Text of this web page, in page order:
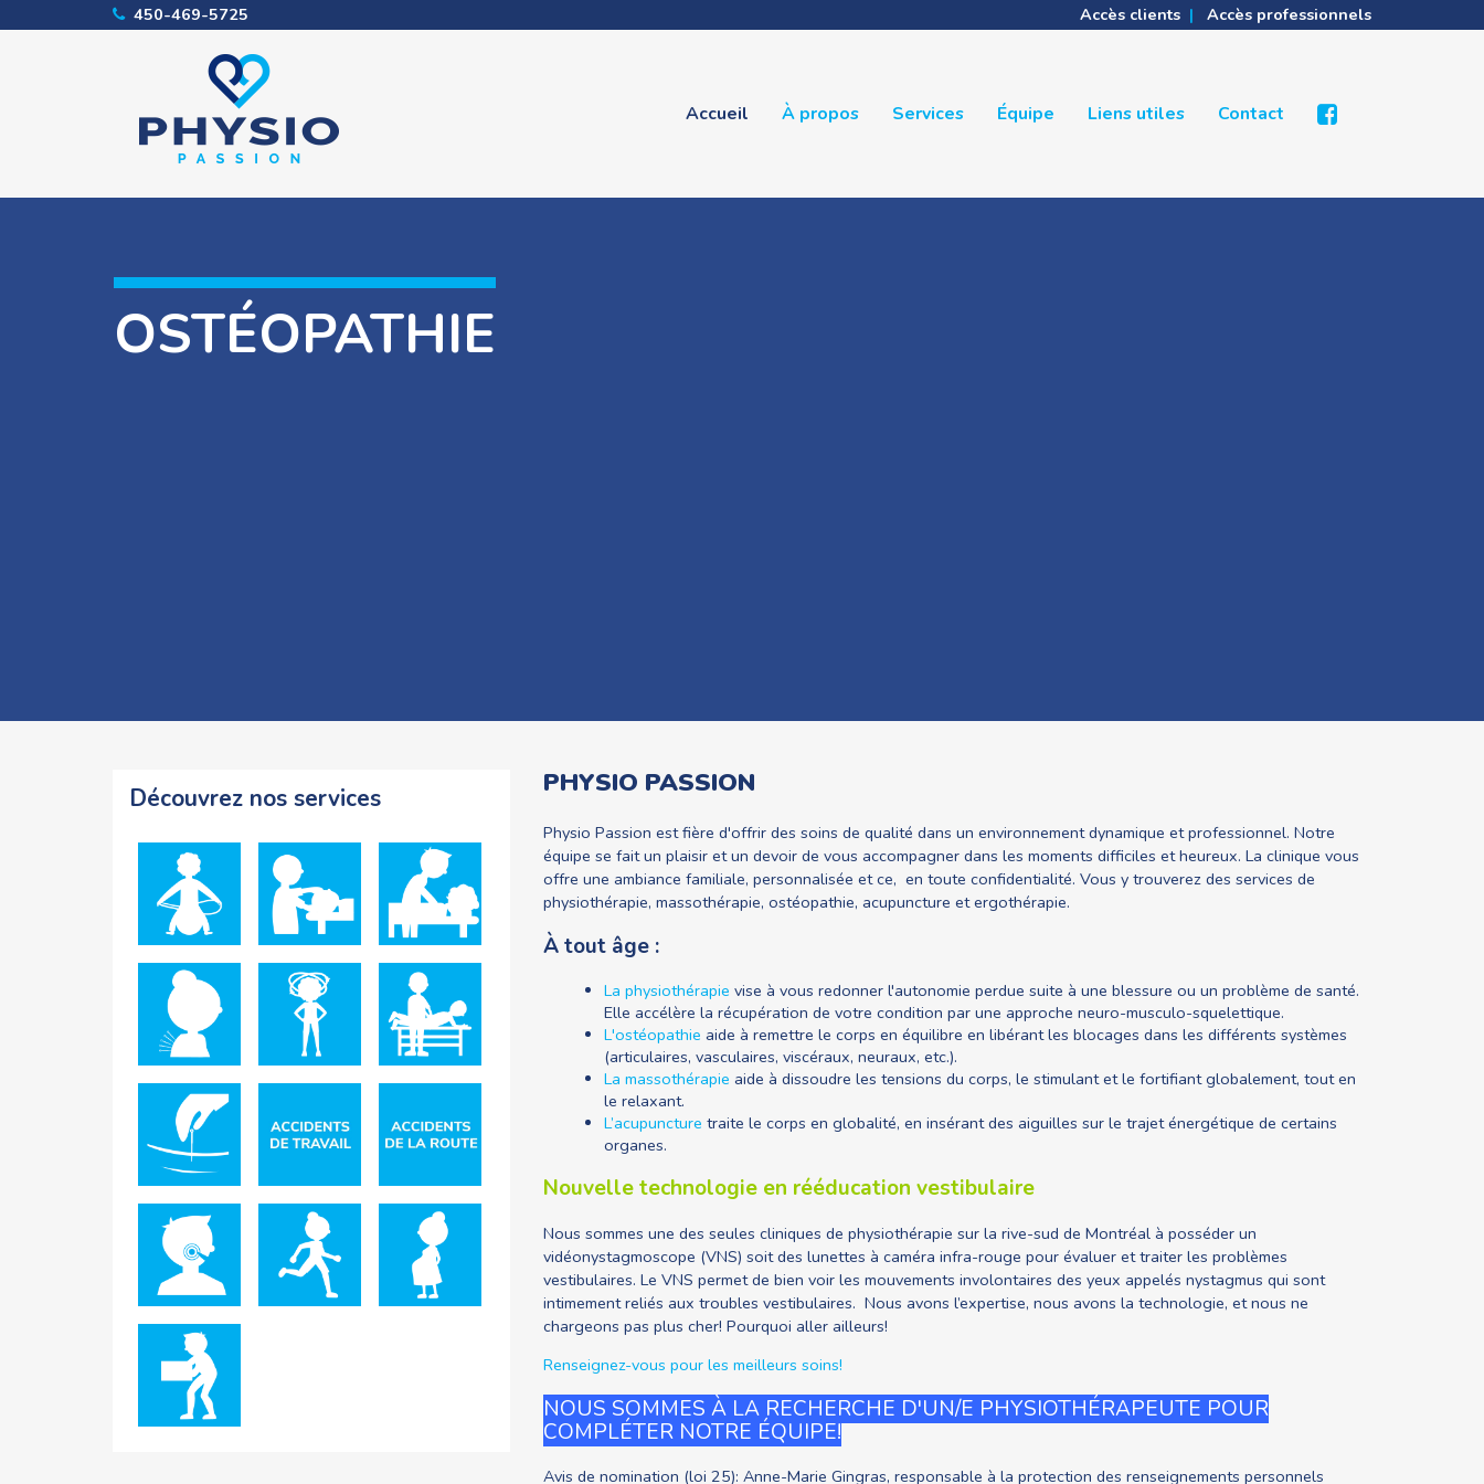
450-469-5725 Accès clients | Accès professionnels
Accueil À propos Services Équipe Liens utiles Contact
OSTÉOPATHIE
Découvrez nos services PHYSIO PASSION
Physio Passion est fière d'offrir des soins de qualité dans un environnement dynamique et professionnel. Notre
équipe se fait un plaisir et un devoir de vous accompagner dans les moments difficiles et heureux. La clinique vous
offre une ambiance familiale, personnalisée et ce, en toute confidentialité. Vous y trouverez des services de
physiothérapie, massothérapie, ostéopathie, acupuncture et ergothérapie.
À tout âge :
La physiothérapie vise à vous redonner l'autonomie perdue suite à une blessure ou un problème de santé.
Elle accélère la récupération de votre condition par une approche neuro-musculo-squelettique.
L'ostéopathie aide à remettre le corps en équilibre en libérant les blocages dans les différents systèmes
(articulaires, vasculaires, viscéraux, neuraux, etc.).
La massothérapie aide à dissoudre les tensions du corps, le stimulant et le fortifiant globalement, tout en
le relaxant.
L’acupuncture traite le corps en globalité, en insérant des aiguilles sur le trajet énergétique de certains
organes.
Nouvelle technologie en rééducation vestibulaire
Nous sommes une des seules cliniques de physiothérapie sur la rive-sud de Montréal à posséder un
vidéonystagmoscope (VNS) soit des lunettes à caméra infra-rouge pour évaluer et traiter les problèmes
vestibulaires. Le VNS permet de bien voir les mouvements involontaires des yeux appelés nystagmus qui sont
intimement reliés aux troubles vestibulaires. Nous avons l’expertise, nous avons la technologie, et nous ne
chargeons pas plus cher! Pourquoi aller ailleurs!
Renseignez-vous pour les meilleurs soins!
NOUS SOMMES À LA RECHERCHE D'UN/E PHYSIOTHÉRAPEUTE POUR
COMPLÉTER NOTRE ÉQUIPE!
Avis de nomination (loi 25): Anne-Marie Gingras, responsable à la protection des renseignements personnels